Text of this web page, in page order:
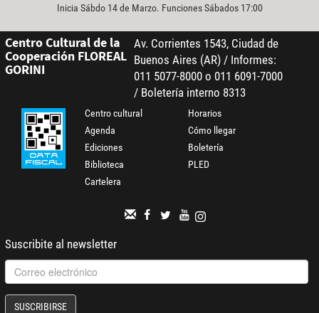
Inicia Sábdo 14 de Marzo. Funciones Sábados 17:00
Centro Cultural de la
Cooperación FLOREAL
GORINI
Av. Corrientes 1543, Ciudad de
Buenos Aires (AR) / Informes:
011 5077-8000 o 011 6091-7000
/ Boletería interno 8313
Centro cultural
Agenda
Ediciones
Biblioteca
Cartelera
Horarios
Cómo llegar
Boletería
PLED
Suscribite al newsletter
SUSCRIBIRSE